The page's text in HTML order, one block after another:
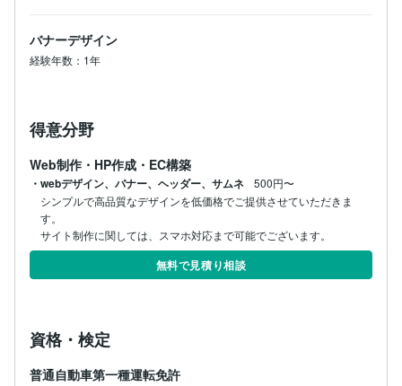
バナーデザイン
経験年数：1年
得意分野
Web制作・HP作成・EC構築
・webデザイン、バナー、ヘッダー、サムネ
500円〜
シンプルで高品質なデザインを低価格でご提供させていただきま
す。
サイト制作に関しては、スマホ対応まで可能でございます。
無料で見積り相談
資格・検定
普通自動車第一種運転免許